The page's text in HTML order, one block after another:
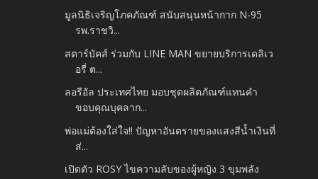
มูลนิธิเจริญโภคภัณฑ์ สนับสนุนหน้ากาก N-95
รพ.ราชวิ...
สตาร์บัคส์ ร่วมกับ LINE MAN ขยายบริการเดลิเว
อรี่ ต...
ลอรีอัล ประเทศไทย มอบชุดผลิตภัณฑ์แทนคำ
ขอบคุณบุคลาก...
พ่อแม่ต้องใส่ใจ!! ปัญหาอันตรายของแสงสีน้ำเงินที่
ส่...
เปิดตัว ROSY ไขความลับของผู้หญิง 3 ขุมพลัง